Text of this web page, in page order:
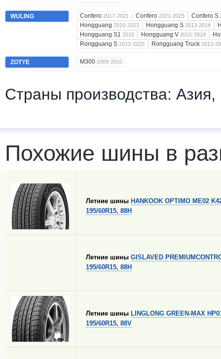
WULING Confero 2017-2021 Confero 2021-2025 Confero S
Hongguang 2010-2013 Hongguang S 2013-2018
Hongguang S1 2015 Hongguang V 2015-2019
Rongguang S 2013-2025 Rongguang Truck 2012-
ZOTYE M300 2009-2010
Страны производства: Азия,
Похожие шины в
Летние шины HANKOOK OPTIMO ME02
195/60R15, 88H
Летние шины GISLAVED
195/60R15, 88H
Летние шины LINGLONG GREEN-MAX
195/60R15, 88V